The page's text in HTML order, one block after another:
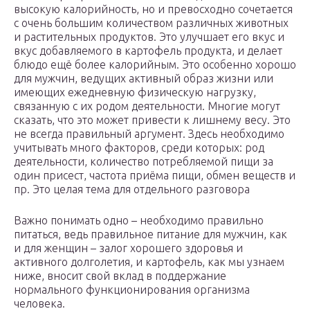
высокую калорийность, но и превосходно сочетается
с очень большим количеством различных животных
и растительных продуктов. Это улучшает его вкус и
вкус добавляемого в картофель продукта, и делает
блюдо ещё более калорийным. Это особенно хорошо
для мужчин, ведущих активный образ жизни или
имеющих ежедневную физическую нагрузку,
связанную с их родом деятельности. Многие могут
сказать, что это может привести к лишнему весу. Это
не всегда правильный аргумент. Здесь необходимо
учитывать много факторов, среди которых: род
деятельности, количество потребляемой пищи за
один присест, частота приёма пищи, обмен веществ и
пр. Это целая тема для отдельного разговора
Важно понимать одно – необходимо правильно
питаться, ведь правильное питание для мужчин, как
и для женщин – залог хорошего здоровья и
активного долголетия, и картофель, как мы узнаем
ниже, вносит свой вклад в поддержание
нормального функционирования организма
человека.